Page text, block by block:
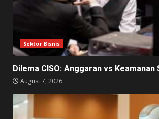
Sektor Bisnis
Dilema CISO: Anggaran vs Keamanan
August 7, 2026